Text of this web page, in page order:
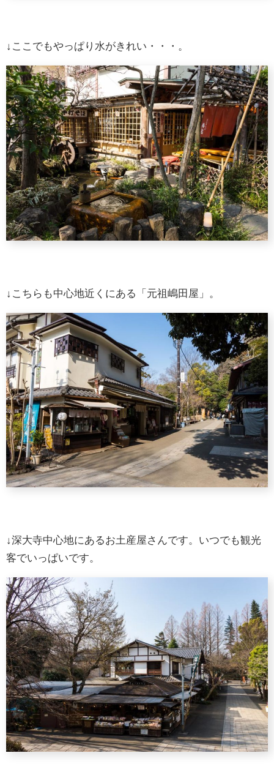
↓ここでもやっぱり水がきれい・・・。
↓こちらも中心地近くにある「元祖嶋田屋」。
↓深大寺中心地にあるお土産屋さんです。いつでも観光
客でいっぱいです。